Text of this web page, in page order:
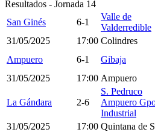
Resultados - Jornada 14
San Ginés
6-1
Valle de
Valderredible
31/05/2025
17:00 Colindres
Ampuero
6-1 Gibaja
31/05/2025
17:00 Ampuero
La Gándara 2-6
S. Pedruco
Ampuero
Industrial
31/05/2025
17:00 Quintana de